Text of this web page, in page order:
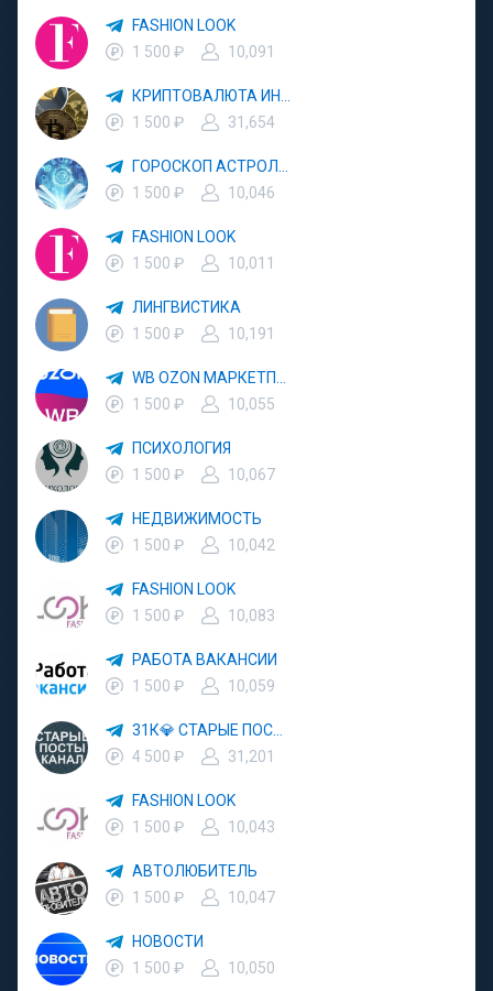
FASHION LOOK
1 500 ₽
10,091
1 500 ₽
31,654
1 500 ₽
10,046
FASHION LOOK
1 500 ₽
10,011
ЛИНГВИСТИКА
1 500 ₽
10,191
1 500 ₽
10,055
ПСИХОЛОГИЯ
1 500 ₽
10,067
НЕДВИЖИМОСТЬ
1 500 ₽
10,042
FASHION LOOK
1 500 ₽
10,083
РАБОТА ВАКАНСИИ
1 500 ₽
10,059
4 500 ₽
31,201
FASHION LOOK
1 500 ₽
10,043
АВТОЛЮБИТЕЛЬ
1 500 ₽
10,047
НОВОСТИ
1 500 ₽
10,050